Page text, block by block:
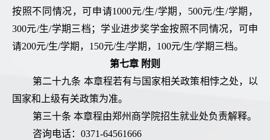
按照不同情况，可申请1000元/生/学期，500元/生/学期，
300元/生/学期三档；学业进步奖学金按照不同情况，可申
请200元/生/学期，150元/生/学期，100元/生/学期三档。
第七章 附则
第二十九条 本章程若有与国家相关政策相悖之处，以
国家和上级有关政策为准。
第三十条 本章程由郑州商学院招生就业处负责解释。
咨询电话：0371-64561666